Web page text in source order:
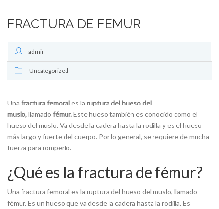
FRACTURA DE FEMUR
admin
Uncategorized
Una fractura femorales la ruptura del hueso del
muslo,llamado fémur.Este hueso también es conocido como el
hueso del muslo. Va desde la cadera hasta la rodilla y es el hueso
más largo y fuerte del cuerpo. Por lo general, se requiere de mucha
fuerza para romperlo.
¿Qué es la fractura de fémur?
Una fractura femoral es la ruptura del hueso del muslo, llamado
fémur. Es un hueso que va desde la cadera hasta la rodilla. Es